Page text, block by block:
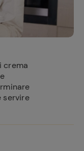
crema
servire